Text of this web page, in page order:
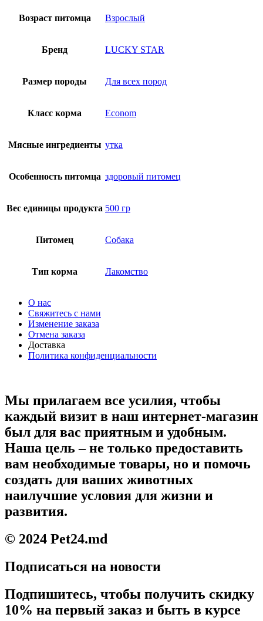
Возраст питомца Взрослый
Бренд LUCKY STAR
Размер породы Для всех пород
Класс корма Econom
Мясные ингредиенты утка
Особенность питомца здоровый питомец
Вес единицы продукта 500 гр
Питомец Собака
Тип корма Лакомство
О нас
Свяжитесь с нами
Изменение заказа
Отмена заказа
Доставка
Политика конфиденциальности
Мы прилагаем все усилия, чтобы
каждый визит в наш интернет-магазин
был для вас приятным и удобным.
Наша цель – не только предоставить
вам необходимые товары, но и помочь
создать для ваших животных
наилучшие условия для жизни и
развития.
© 2024 Pet24.md
Подписаться на новости
Подпишитесь, чтобы получить скидку
10% на первый заказ и быть в курсе